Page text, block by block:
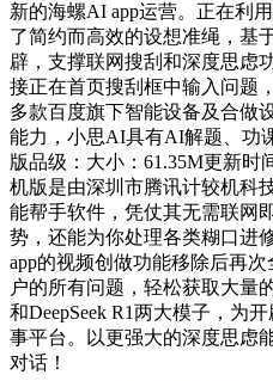
新的海螺AI app运营。正在利
了简约而高效的设想准绳，基
辟，支撑联网搜刮和深度思虑
接正在首页搜刮框中输入问题
多款百度旗下智能设备及合做
能力，小思AI具有AI解题、功
版品级：大小：61.35M更新时
机版是由深圳市腾讯计较机科
能帮手软件，凭仗其无需联网
势，还能为你处理各类糊口进
app的视频创做功能移除后再
户的所有问题，轻松获取大量
和DeepSeek R1两大模子，为
事平台。以更强大的深度思虑
对话！